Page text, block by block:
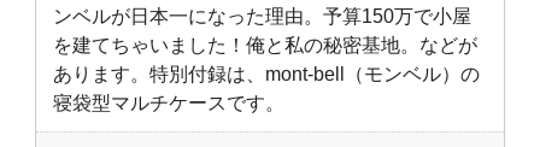
ンベルが日本一になった理由。予算150万で小屋
を建てちゃいました！俺と私の秘密基地。などが
あります。特別付録は、mont-bell（モンベル）の
寝袋型マルチケースです。